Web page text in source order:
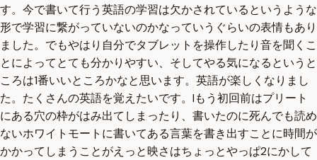
す。今で書いて行う英語の学習は欠かされているというような
形で学習に繋がっていないのかなっていうぐらいの表情もあり
ました。でもやはり自分でタブレットを操作したり音を聞くこ
とによってとても分かりやすい、そしてやる気になるというと
ころは1番いいところかなと思います。英語が楽しくなりまし
た。たくさんの英語を覚えたいです。Iもう初回前はプリート
にある穴の枠がはみ出てしまったり、書いたのに死んでも読め
ないホワイトモートに書いてある言葉を書き出すことに時間が
かかってしまうことがえっと映さはちょっとやっぱ2にかして